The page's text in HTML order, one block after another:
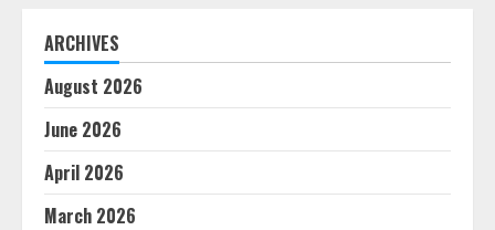
ARCHIVES
August 2026
June 2026
April 2026
March 2026